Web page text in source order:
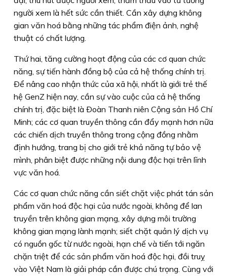
người xem là hết sức cần thiết. Cần xây dựng không
gian văn hoá bằng những tác phẩm điện ảnh, nghệ
thuật có chất lượng.
Thứ hai, tăng cường hoạt động của các cơ quan chức
năng, sự tiến hành đồng bộ của cả hệ thống chính trị.
Ðể nâng cao nhận thức của xã hội, nhất là giới trẻ thế
hệ GenZ hiện nay, cần sự vào cuộc của cả hệ thống
chính trị, đặc biệt là Ðoàn Thanh niên Cộng sản Hồ Chí
Minh; các cơ quan truyền thông cần đẩy mạnh hơn nữa
các chiến dịch truyền thông trong cộng đồng nhằm
định hướng, trang bị cho giới trẻ khả năng tự bảo vệ
mình, phân biệt được những nội dung độc hại trên lĩnh
vực văn hoá.
Các cơ quan chức năng cần siết chặt việc phát tán sản
phẩm văn hoá độc hại của nước ngoài, không để lan
truyền trên không gian mạng, xây dựng môi trường
không gian mạng lành mạnh; siết chặt quản lý dịch vụ
có nguồn gốc từ nước ngoài, hạn chế và tiến tới ngăn
chặn triệt để các sản phẩm văn hoá độc hại, đồi truỵ
vào Việt Nam là giải pháp cần được chú trọng. Cùng với